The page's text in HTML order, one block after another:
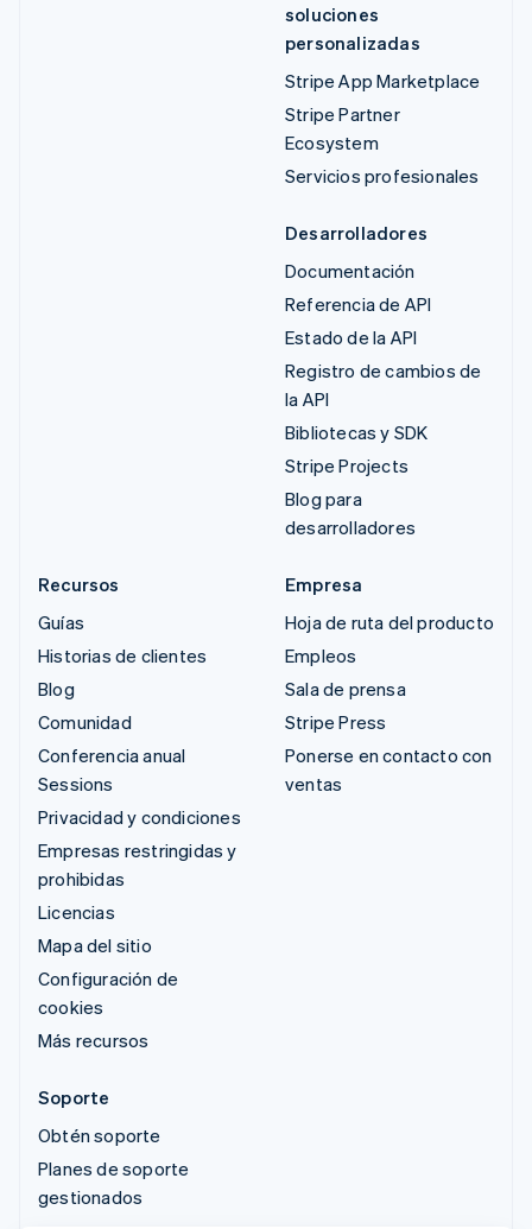
soluciones
personalizadas
Stripe App Marketplace
Stripe Partner
Ecosystem
Servicios profesionales
Desarrolladores
Documentación
Referencia de API
Estado de la API
Registro de cambios de
la API
Bibliotecas y SDK
Stripe Projects
Blog para
desarrolladores
Recursos
Guías
Historias de clientes
Blog
Comunidad
Conferencia anual
Sessions
Privacidad y condiciones
Empresas restringidas y
prohibidas
Licencias
Mapa del sitio
Configuración de
cookies
Más recursos
Empresa
Hoja de ruta del producto
Empleos
Sala de prensa
Stripe Press
Ponerse en contacto con
ventas
Soporte
Obtén soporte
Planes de soporte
gestionados